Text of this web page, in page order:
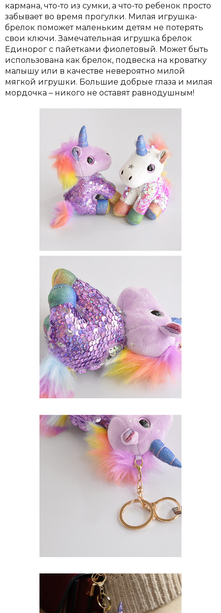
кармана, что-то из сумки, а что-то ребенок просто
забывает во время прогулки. Милая игрушка-
брелок поможет маленьким детям не потерять
свои ключи.Замечательная игрушка брелок
Единорог с пайетками фиолетовый. Может быть
использована как брелок, подвеска на кроватку
малышу или в качестве невероятно милой
мягкой игрушки. Большие добрые глаза и милая
мордочка – никого не оставят равнодушным!